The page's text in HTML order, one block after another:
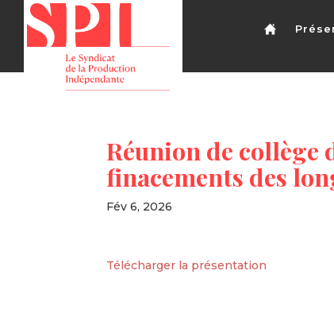
Réunion de collège
finacements des
Fév 6, 2026
Télécharger la présentation